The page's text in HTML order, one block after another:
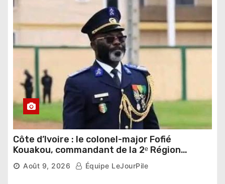
Côte d’Ivoire : le colonel-major Fofié
Kouakou, commandant de la 2ᵉ Région
militaire, n’est plus
Août 9, 2026 Équipe LeJourPile